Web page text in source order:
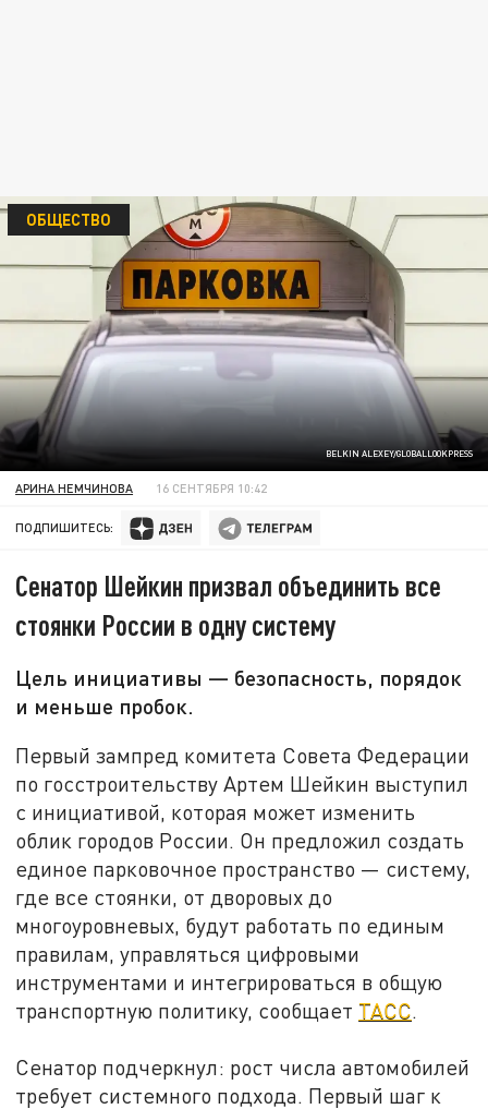
BELKIN ALEXEY/GLOBALLOOKPRESS
ОБЩЕСТВО
АРИНА НЕМЧИНОВА 16 СЕНТЯБРЯ 10:42
ПОДПИШИТЕСЬ:
Сенатор Шейкин призвал объединить все
стоянки России в одну систему
Цель инициативы — безопасность, порядок
и меньше пробок.
Первый зампред комитета Совета Федерации
по госстроительству Артем Шейкин выступил
с инициативой, которая может изменить
облик городов России. Он предложил создать
единое парковочное пространство — систему,
где все стоянки, от дворовых до
многоуровневых, будут работать по единым
правилам, управляться цифровыми
инструментами и интегрироваться в общую
транспортную политику, сообщает ТАСС.
Сенатор подчеркнул: рост числа автомобилей
требует системного подхода. Первый шаг к